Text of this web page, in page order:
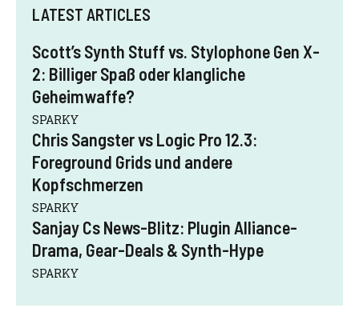
LATEST ARTICLES
Scott’s Synth Stuff vs. Stylophone Gen X-
2: Billiger Spaß oder klangliche
Geheimwaffe?
SPARKY
Chris Sangster vs Logic Pro 12.3:
Foreground Grids und andere
Kopfschmerzen
SPARKY
Sanjay Cs News-Blitz: Plugin Alliance-
Drama, Gear-Deals & Synth-Hype
SPARKY